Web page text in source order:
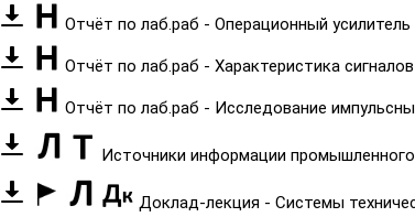
Отчёт по лаб.раб - Операционный усилитель
Отчёт по лаб.раб - Характеристика
Отчёт по лаб.раб - Исследование
Источники информации
Доклад-лекция - Системы